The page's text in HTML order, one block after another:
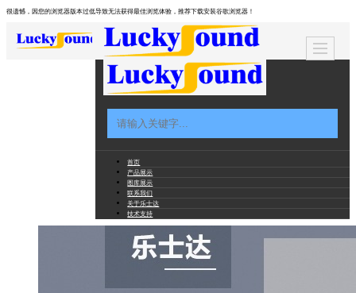
很遗憾，因您的浏览器版本过低导致无法获得最佳浏览体验，推荐下载安装谷歌浏览器！
首页
产品展示
图库展示
联系我们
关于乐士达
技术支持